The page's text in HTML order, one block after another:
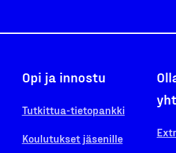
Opi ja innostu
Tutkittua-tietopankki
Koulutukset jäsenille